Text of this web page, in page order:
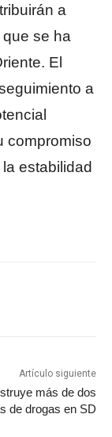
a
se ha
El
a
compromiso
estabilidad
Artículo siguiente
más de dos
de drogas en SD